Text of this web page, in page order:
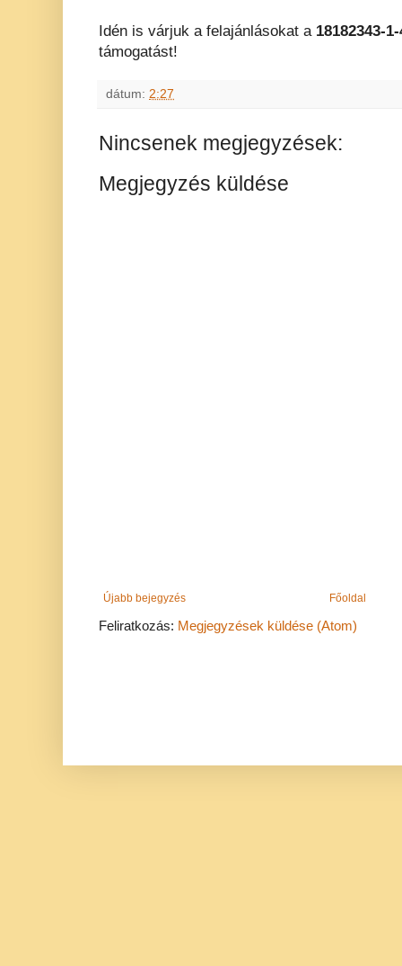
Idén is várjuk a felajánlásokat a 18182343-
támogatást!
dátum: 2:27
Nincsenek megjegyzések:
Megjegyzés küldése
Újabb bejegyzés Főoldal
Feliratkozás: Megjegyzések küldése (Atom)